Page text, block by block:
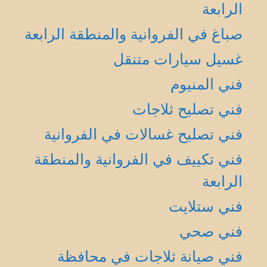
الرابعة
صباغ في الفروانية والمنطقة الرابعة
غسيل سيارات متنقل
فني المنيوم
فني تصليح ثلاجات
فني تصليح غسالات في الفروانية
فني تكييف في الفروانية والمنطقة
الرابعة
فني ستلايت
فني صحي
فني صيانة ثلاجات في محافظة